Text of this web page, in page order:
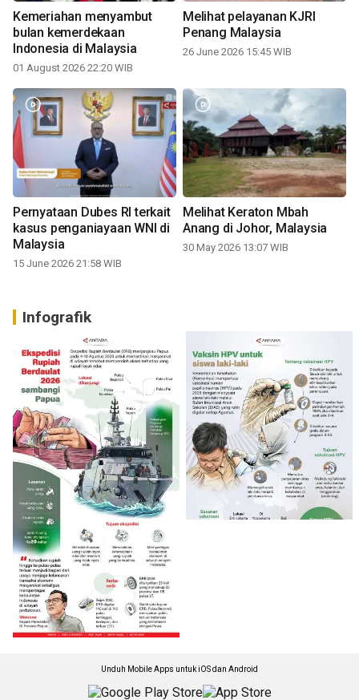
Kemeriahan menyambut
bulan kemerdekaan
Indonesia di Malaysia
01 August 2026 22:20 WIB
Melihat pelayanan KJRI
Penang Malaysia
26 June 2026 15:45 WIB
Pernyataan Dubes RI terkait
kasus penganiayaan WNI di
Malaysia
15 June 2026 21:58 WIB
Melihat Keraton Mbah
Anang di Johor, Malaysia
30 May 2026 13:07 WIB
Infografik
Unduh Mobile Apps untuk iOS dan Android